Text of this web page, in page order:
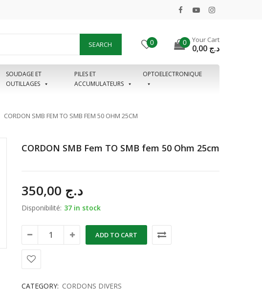
SEARCH 0 0 Your Cart
د.ج
SOUDAGE ET
OUTILLAGES
PILES ET
ACCUMULATEURS
OPTOELECTRONIQUE
CORDON SMB FEM TO SMB FEM 50 OHM 25CM
CORDON SMB Fem TO SMB fem 50 Ohm 25cm
د.ج
Disponibilité: 37 in stock
ADD TO CART
CATEGORY: CORDONS DIVERS